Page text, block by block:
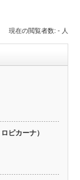
現在の閲覧者数: - 人
ピカーナ）